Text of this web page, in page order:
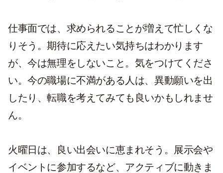
仕事面では、求められることが増えて忙しくな
りそう。期待に応えたい気持ちはわかります
が、今は無理をしないこと。気をつけてくださ
い。今の職場に不満がある人は、異動願いを出
したり、転職を考えてみても良いかもしれませ
ん。
火曜日は、良い出会いに恵まれそう。展示会や
イベントに参加するなど、アクティブに動きま